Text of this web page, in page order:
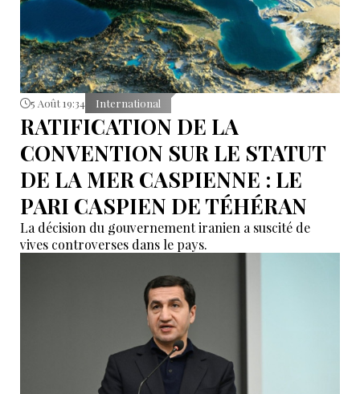
5 Août 19:34 International
RATIFICATION DE LA
CONVENTION SUR LE STATUT
DE LA MER CASPIENNE : LE
PARI CASPIEN DE TÉHÉRAN
La décision du gouvernement iranien a suscité de
vives controverses dans le pays.